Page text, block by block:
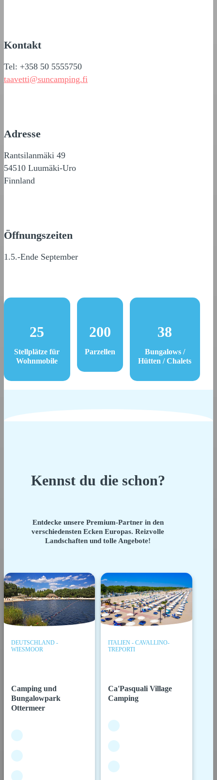
Kontakt
Tel: +358 50 5555750
taavetti@suncamping.fi
Adresse
Rantsilanmäki 49
54510 Luumäki-Uro
Finnland
Öffnungszeiten
1.5.-Ende September
25
Stellplätze für
Wohnmobile
200
Parzellen
38
Bungalows /
Hütten / Chalets
Kennst du die schon?
Entdecke unsere Premium-Partner in den
verschiedensten Ecken Europas. Reizvolle
Landschaften und tolle Angebote!
DEUTSCHLAND -
WIESMOOR
Camping und
Bungalowpark
Ottermeer
ITALIEN - CAVALLINO-
TREPORTI
Ca'Pasquali Village
Camping